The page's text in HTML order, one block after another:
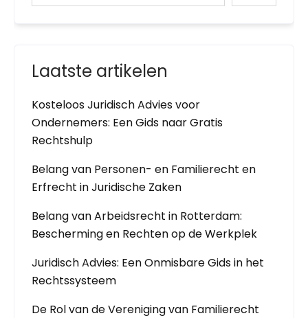
Laatste artikelen
Kosteloos Juridisch Advies voor
Ondernemers: Een Gids naar Gratis
Rechtshulp
Belang van Personen- en Familierecht en
Erfrecht in Juridische Zaken
Belang van Arbeidsrecht in Rotterdam:
Bescherming en Rechten op de Werkplek
Juridisch Advies: Een Onmisbare Gids in het
Rechtssysteem
De Rol van de Vereniging van Familierecht